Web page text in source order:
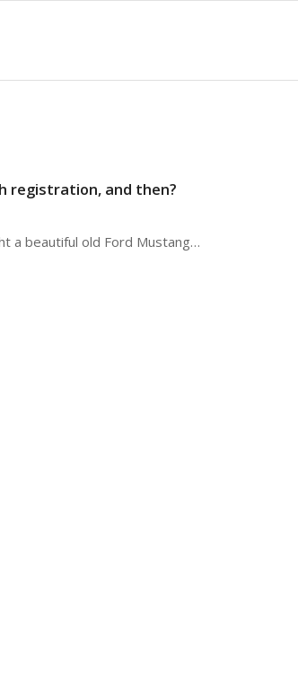
registration, and then?
a beautiful old Ford Mustang…